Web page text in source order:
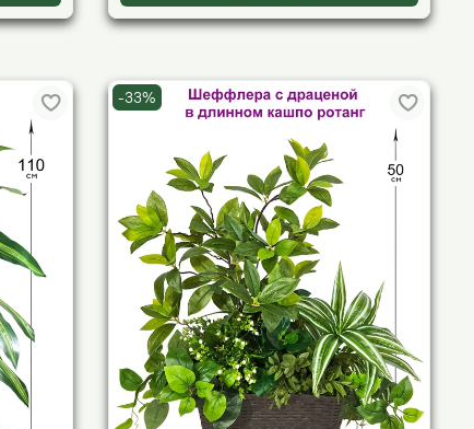
-33%